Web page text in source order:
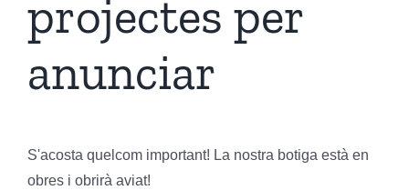
projectes per
anunciar
S'acosta quelcom important! La nostra botiga està en
obres i obrirà aviat!